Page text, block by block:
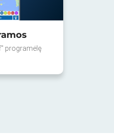
programėlę